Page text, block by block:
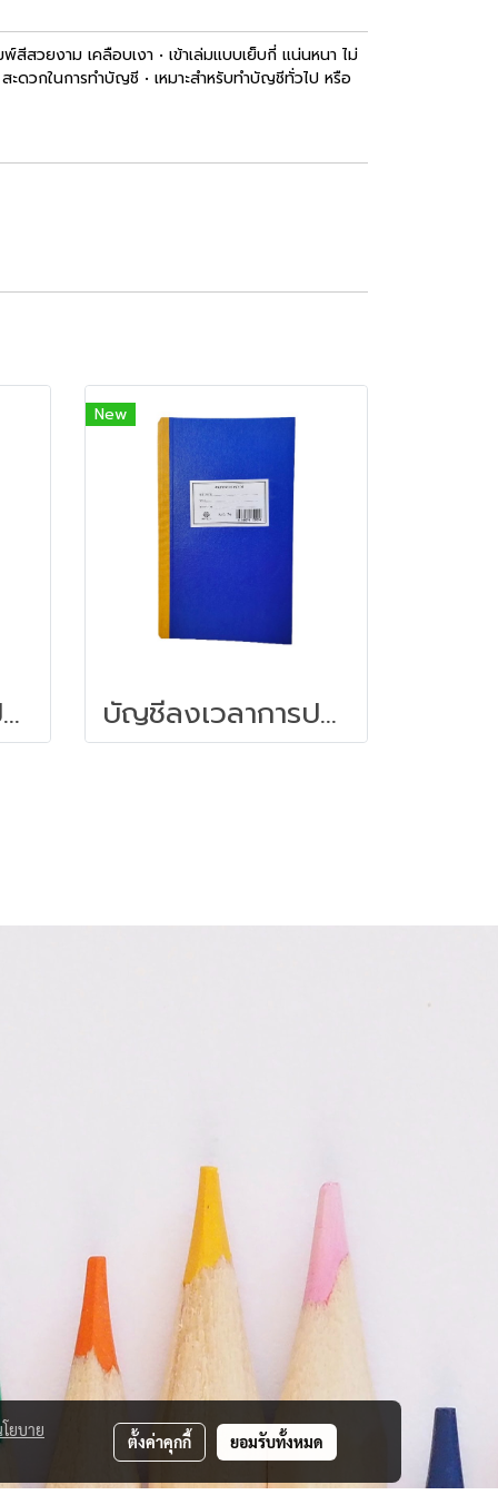
ยงาม เคลือบเงา • เข้าเล่มแบบเย็บกี่ แน่นหนา ไม่
ะดวกในการทำบัญชี • เหมาะสำหรับทำบัญชีทั่วไป หรือ
บัญชีลงเวลาการปฎิบัติงานข้าราชการ (หน้าเดี่ยว)
New
บัญชีลงเวลาการปฎิบัติงานข้าราชการ (หน้าคู่)
ยบาย
ตั้งค่าคุกกี้ ยอมรับทั้งหมด